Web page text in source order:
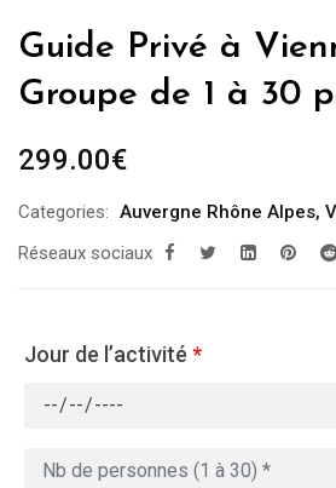
Guide Privé à
Groupe de 1 à 30
299.00€
Categories: Auvergne Rhône Alpes,
Réseaux sociaux
Jour de l’activité *